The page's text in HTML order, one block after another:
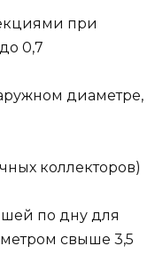
при
0,7
диаметре,
коллекторов)
по дну для
свыше 3,5